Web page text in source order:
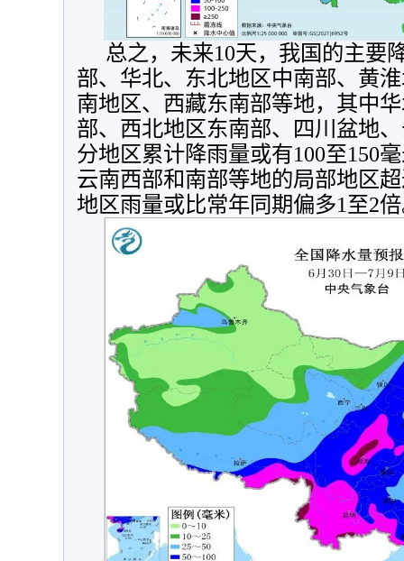
总之，未来10天，我国的主要
部、华北、东北地区中南部、黄
南地区、西藏东南部等地，其中
部、西北地区东南部、四川盆地
分地区累计降雨量或有100至150
云南西部和南部等地的局部地区
地区雨量或比常年同期偏多1至2